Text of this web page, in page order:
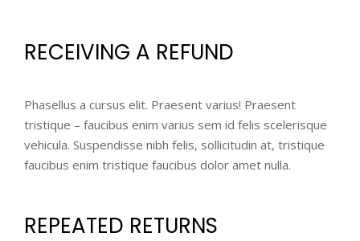
RECEIVING A REFUND
Phasellus a cursus elit. Praesent varius! Praesent
tristique – faucibus enim varius sem id felis scelerisque
vehicula. Suspendisse nibh felis, sollicitudin at, tristique
faucibus enim tristique faucibus dolor amet nulla.
REPEATED RETURNS